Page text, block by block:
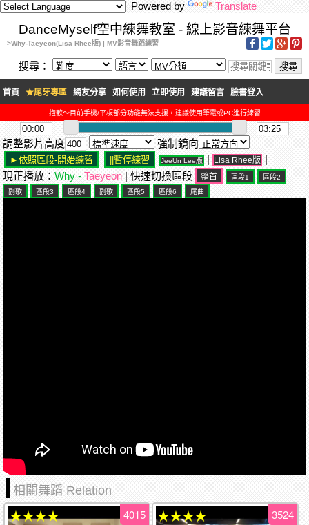
Powered by Translate
DanceMyself空中練舞教室 - 線上影音練舞平台
>Why-Taeyeon(Lisa Rhee版) | MV影音舞蹈練習
搜尋：
首頁 ★尾牙專區 網友分享 如何使用 立即使用 建議留言 臉書登入
抱歉～目前手機/平板部分功能無法支援，建議使用筆電或PC進行練習
調整影片高度 強制鏡向
JeeUn Lee版 | Lisa Rhee版 |
現正播放：Why -Taeyeon | 快速切換區段
相關舞蹈 Relation
4015
★★★★ 3524
★★★★